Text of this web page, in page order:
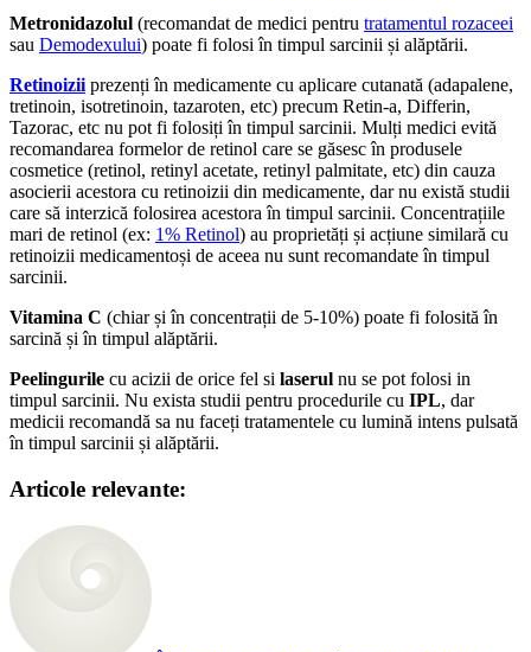
Metronidazolul (recomandat de medici pentru tratamentul rozaceei
sau Demodexului) poate fi folosi în timpul sarcinii și alăptării.
Retinoizii prezenți în medicamente cu aplicare cutanată (adapalene,
tretinoin, isotretinoin, tazaroten, etc) precum Retin-a, Differin,
Tazorac, etc nu pot fi folosiți în timpul sarcinii. Mulți medici evită
recomandarea formelor de retinol care se găsesc în produsele
cosmetice (retinol, retinyl acetate, retinyl palmitate, etc) din cauza
asocierii acestora cu retinoizii din medicamente, dar nu există studii
care să interzică folosirea acestora în timpul sarcinii. Concentrațiile
mari de retinol (ex: 1% Retinol) au proprietăți și acțiune similară cu
retinoizii medicamentoși de aceea nu sunt recomandate în timpul
sarcinii.
Vitamina C (chiar și în concentrații de 5-10%) poate fi folosită în
sarcină și în timpul alăptării.
Peelingurile cu acizii de orice fel si laserul nu se pot folosi in
timpul sarcinii. Nu exista studii pentru procedurile cu IPL, dar
medicii recomandă sa nu faceți tratamentele cu lumină intens pulsată
în timpul sarcinii și alăptării.
Articole relevante: